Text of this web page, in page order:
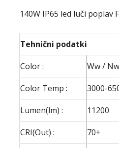
140W IP65 led luči poplav
Tehnični podatki
Color : Ww /
Color Temp : 3000-
Lumen(lm) : 11200
CRI(Out) : 70+